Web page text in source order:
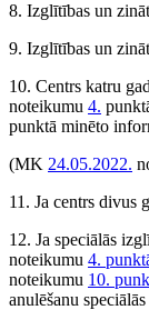
8. Izglītības un
9. Izglītības un
10. Centrs katru
noteikumu 4.
punktā minēto
(MK 24.05.2022.
11. Ja centrs divus
12. Ja speciālās
noteikumu 4.
noteikumu 10.
anulēšanu